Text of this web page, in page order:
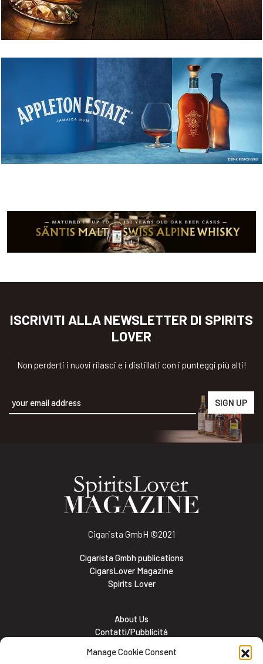
Manage Cookie Consent
ISCRIVITI ALLA NEWSLETTER DI SPIRITS
LOVER
Non perderti i nuovi rilasci e i distillati con i punteggi più alti!
Cigarista GmbH ©2021
Cigarista Gmbh publications
CigarsLover Magazine
Spirits Lover
About Us
Contatti/Pubblicità
Meet the team